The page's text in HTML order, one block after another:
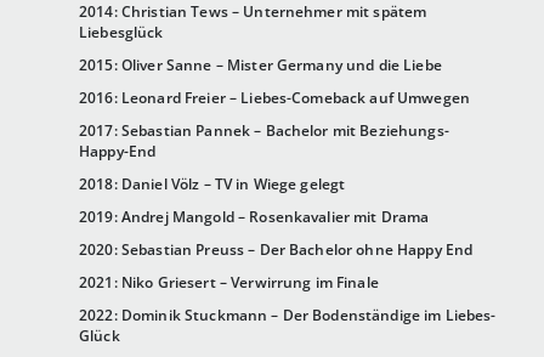
2014: Christian Tews – Unternehmer mit spätem
Liebesglück
2015: Oliver Sanne – Mister Germany und die Liebe
2016: Leonard Freier – Liebes-Comeback auf Umwegen
2017: Sebastian Pannek – Bachelor mit Beziehungs-
Happy-End
2018: Daniel Völz – TV in Wiege gelegt
2019: Andrej Mangold – Rosenkavalier mit Drama
2020: Sebastian Preuss – Der Bachelor ohne Happy End
2021: Niko Griesert – Verwirrung im Finale
2022: Dominik Stuckmann – Der Bodenständige im Liebes-
Glück